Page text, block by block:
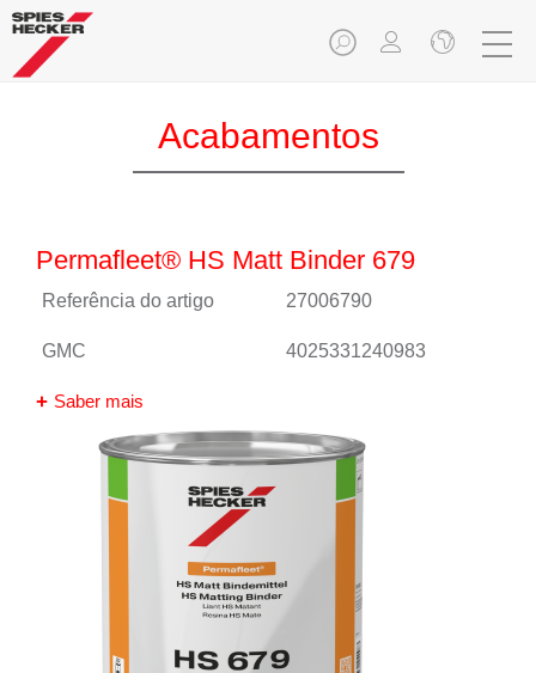
Acabamentos
Permafleet® HS Matt Binder 679
Referência do artigo 27006790
GMC 4025331240983
Saber mais